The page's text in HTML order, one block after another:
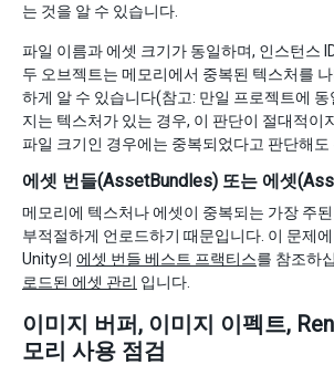
는 것을 알 수 있습니다.
파일 이름과 에셋 크기가 동일하며, 인스턴스
두 오브젝트는 메모리에서 중복된 텍스처를
하게 알 수 있습니다(참고: 만일 프로젝트에
지는 텍스처가 있는 경우, 이 판단이 절대적이
파일 크기인 경우에는 중복되었다고 판단해도
에셋 번들(AssetBundles) 또는 에셋
메모리에 텍스처나 에셋이 중복되는 가장 주
부적절하게 언로드하기 때문입니다. 이 문제
Unity의 에셋 번들 베스트 프랙티스를 참조하
로드된 에셋 관리 입니다.
이미지 버퍼, 이미지 이펙트,
모리 사용 점검